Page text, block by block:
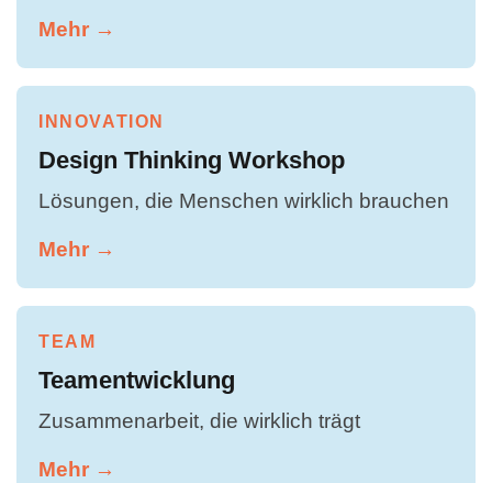
Mehr →
INNOVATION
Design Thinking Workshop
Lösungen, die Menschen wirklich brauchen
Mehr →
TEAM
Teamentwicklung
Zusammenarbeit, die wirklich trägt
Mehr →